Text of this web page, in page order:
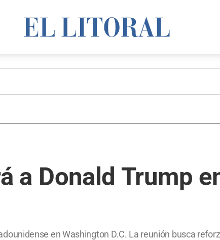
a Donald Trump
en Washington D.C. La reunión busca